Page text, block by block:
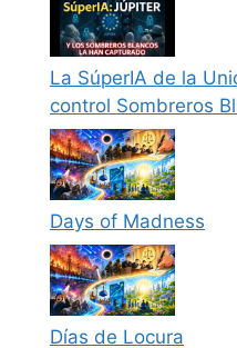
La SúperIA de la
control Sombreros
Days of Madness
Días de Locura